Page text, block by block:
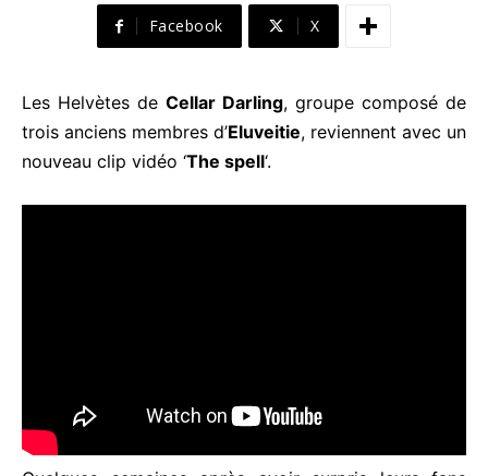
Facebook X
Les Helvètes de Cellar Darling, groupe composé de
trois anciens membres d’Eluveitie, reviennent avec un
nouveau clip vidéo ‘The spell‘.